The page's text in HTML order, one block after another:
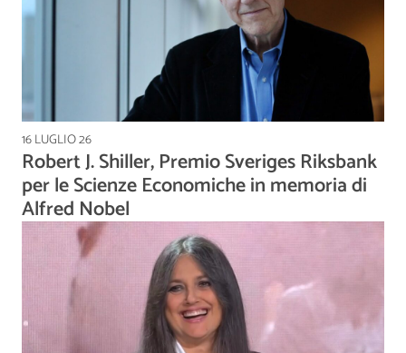
16 LUGLIO 26
Robert J. Shiller, Premio Sveriges Riksbank
per le Scienze Economiche in memoria di
Alfred Nobel